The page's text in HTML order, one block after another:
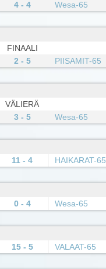
4 - 4 Wesa-65
FINAALI
2 - 5 PIISAMIT-65
VÄLIERÄ
3 - 5 Wesa-65
11 - 4 HAIKARAT-65
0 - 4 Wesa-65
15 - 5 VALAAT-65